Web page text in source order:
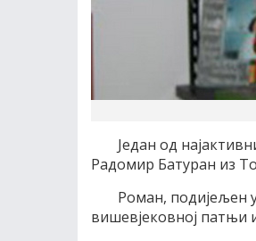
Један од
Радомир Батуран из
Роман, подијељен
вишевјековној патњи